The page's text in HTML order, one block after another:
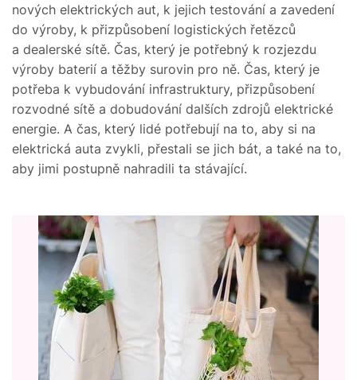
nových elektrických aut, k jejich testování a zavedení
do výroby, k přizpůsobení logistických řetězců
a dealerské sítě. Čas, který je potřebný k rozjezdu
výroby baterií a těžby surovin pro ně. Čas, který je
potřeba k vybudování infrastruktury, přizpůsobení
rozvodné sítě a dobudování dalších zdrojů elektrické
energie. A čas, který lidé potřebují na to, aby si na
elektrická auta zvykli, přestali se jich bát, a také na to,
aby jimi postupně nahradili ta stávající.